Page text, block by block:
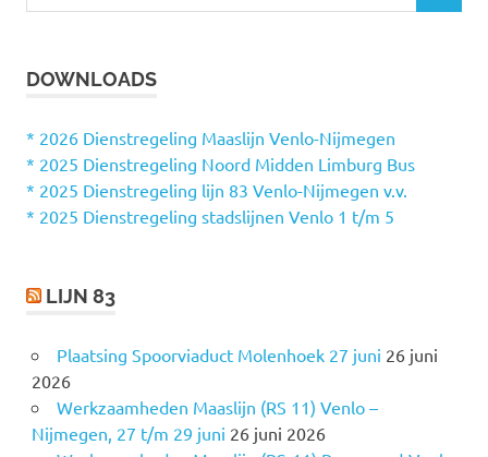
e
n
a
a
r
DOWNLOADS
* 2026 Dienstregeling Maaslijn Venlo-Nijmegen
* 2025 Dienstregeling Noord Midden Limburg Bus
* 2025 Dienstregeling lijn 83 Venlo-Nijmegen v.v.
* 2025 Dienstregeling stadslijnen Venlo 1 t/m 5
LIJN 83
Plaatsing Spoorviaduct Molenhoek 27 juni 26 juni
2026
Werkzaamheden Maaslijn (RS 11) Venlo –
Nijmegen, 27 t/m 29 juni 26 juni 2026